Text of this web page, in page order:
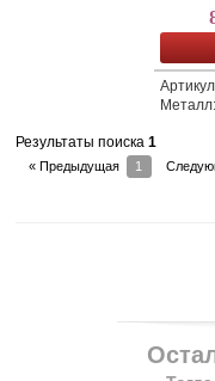
Результаты поиска 1
« Предыдущая 1